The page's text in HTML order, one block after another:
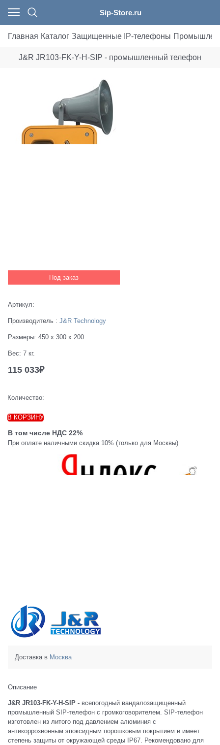
Sip-Store.ru
Главная Каталог Защищенные IP-телефоны
J&R JR103-FK-Y-H-SIP - промышленный телефон
Под заказ
Артикул:
Производитель : J&R Technology
Размеры: 450 x 300 x 200
Вес: 7 кг.
115 033₽
Количество:
В КОРЗИНУ
В том числе НДС 22%
При оплате наличными скидка 10% (только для Москвы)
Доставка в Москва
Описание
J&R JR103-FK-Y-H-SIP - всепогодный вандалозащищенный
промышленный SIP-телефон с громкоговорителем. SIP-телефон
изготовлен из литого под давлением алюминия с
антикоррозионным эпоксидным порошковым покрытием и имеет
степень защиты от окружающей среды IP67. Рекомендовано для